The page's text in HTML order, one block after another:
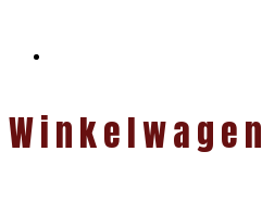
Winkelwagen